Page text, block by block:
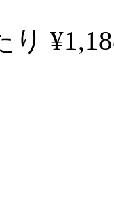
り